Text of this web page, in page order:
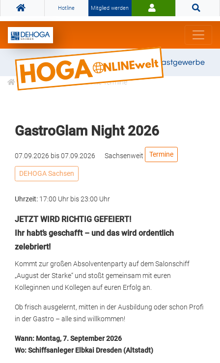
Hotline Mitglied werden
Gemeinsam stark für das Gastgewerbe
Veranstaltungen Alle Termine
GastroGlam Night 2026
07.09.2026 bis07.09.2026 Sachsenweit Termine
DEHOGA Sachsen
Uhrzeit: 17:00 Uhr bis23:00 Uhr
JETZT WIRD RICHTIG GEFEIERT!
Ihr habt’s geschafft – und das wird ordentlich
zelebriert!
Kommt zur großen Absolventenparty auf dem Salonschiff
„August der Starke“ und stoßt gemeinsam mit euren
Kolleginnen und Kollegen auf euren Erfolg an.
Ob frisch ausgelernt, mitten in der Ausbildung oder schon Profi
in der Gastro – alle sind willkommen!
Wann: Montag, 7. September 2026
Wo: Schiffsanleger Elbkai Dresden (Altstadt)